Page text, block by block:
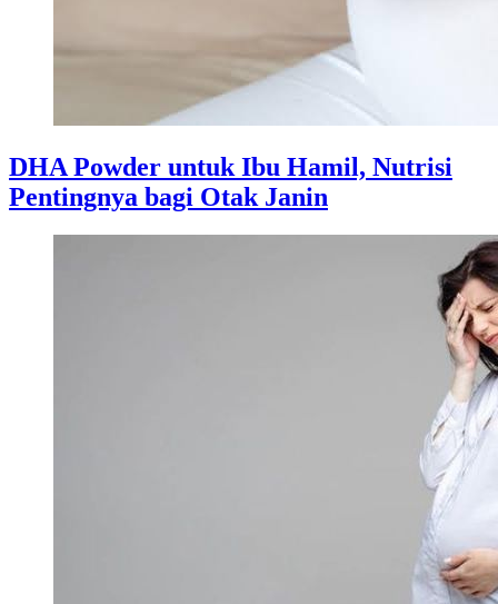
DHA Powder untuk Ibu Hamil, Nutrisi
Pentingnya bagi Otak Janin